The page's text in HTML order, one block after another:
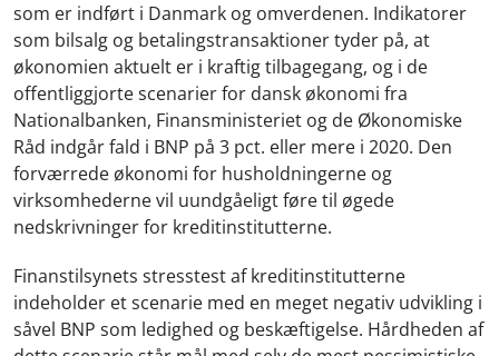
som er indført i Danmark og omverdenen. Indikatorer
som bilsalg og betalingstransaktioner tyder på, at
økonomien aktuelt er i kraftig tilbagegang, og i de
offentliggjorte scenarier for dansk økonomi fra
Nationalbanken, Finansministeriet og de Økonomiske
Råd indgår fald i BNP på 3 pct. eller mere i 2020. Den
forværrede økonomi for husholdningerne og
virksomhederne vil uundgåeligt føre til øgede
nedskrivninger for kreditinstitutterne.
Finanstilsynets stresstest af kreditinstitutterne
indeholder et scenarie med en meget negativ udvikling i
såvel BNP som ledighed og beskæftigelse. Hårdheden af